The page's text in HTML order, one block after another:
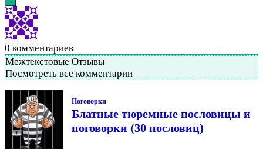
0 комментариев
Межтекстовые Отзывы
Посмотреть все комментарии
Поговорки
Блатные тюремные пословицы и
поговорки (30 пословиц)